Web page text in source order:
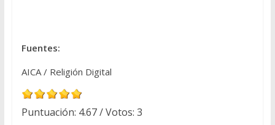
Fuentes:
AICA / Religión Digital
Puntuación: 4.67/ Votos: 3